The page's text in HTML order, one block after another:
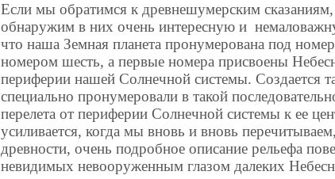
Если мы обратимся к древнешумерским
обнаружим в них очень интересную и
что наша Земная планета пронумерована под
номером шесть, а первые номера присвоены
периферии нашей Солнечной системы. Создается
специально пронумеровали в такой
перелета от периферии Солнечной системы к ее
усиливается, когда мы вновь и вновь
древности, очень подробное описание рельефа
невидимых невооруженным глазом далеких